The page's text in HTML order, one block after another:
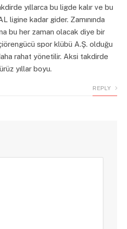
yıllarca bu ligde kalır ve bu
ligine kadar gider. Zamınında
bu her zaman olacak diye bir
spor klübü A.Ş. olduğu
rahat yönetilir. Aksi takdirde
yıllar boyu.
REPLY